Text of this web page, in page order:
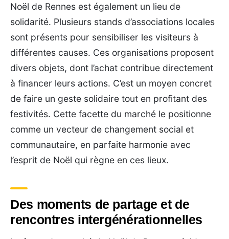
Noël de Rennes est également un lieu de
solidarité. Plusieurs stands d’associations locales
sont présents pour sensibiliser les visiteurs à
différentes causes. Ces organisations proposent
divers objets, dont l’achat contribue directement
à financer leurs actions. C’est un moyen concret
de faire un geste solidaire tout en profitant des
festivités. Cette facette du marché le positionne
comme un vecteur de changement social et
communautaire, en parfaite harmonie avec
l’esprit de Noël qui règne en ces lieux.
Des moments de partage et de
rencontres intergénérationnelles